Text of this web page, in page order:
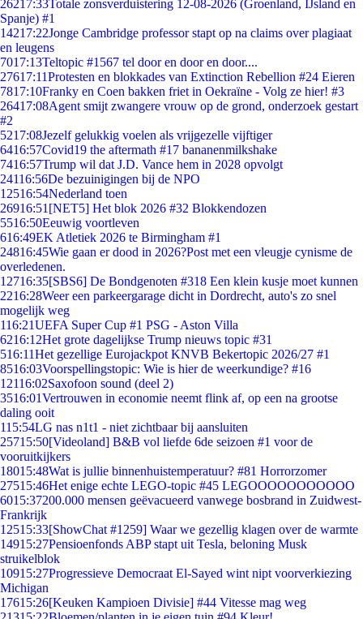
26217:33Totale zonsverduistering 12-08-2026 (Groenland, IJsland en
Spanje) #1
14217:22Jonge Cambridge professor stapt op na claims over plagiaat
en leugens
7017:13Teltopic #1567 tel door en door en door....
27617:11Protesten en blokkades van Extinction Rebellion #24 Eieren
7817:10Franky en Coen bakken friet in Oekraïne - Volg ze hier! #3
26417:08Agent smijt zwangere vrouw op de grond, onderzoek gestart
#2
5217:08Jezelf gelukkig voelen als vrijgezelle vijftiger
6416:57Covid19 the aftermath #17 bananenmilkshake
7416:57Trump wil dat J.D. Vance hem in 2028 opvolgt
24116:56De bezuinigingen bij de NPO
12516:54Nederland toen
26916:51 [NET5] Het blok 2026 #32 Blokkendozen
5516:50Eeuwig voortleven
616:49EK Atletiek 2026 te Birmingham #1
24816:45Wie gaan er dood in 2026?Post met een vleugje cynisme de
overledenen.
12716:35[SBS6] De Bondgenoten #318 Een klein kusje moet kunnen
2216:28Weer een parkeergarage dicht in Dordrecht, auto's zo snel
mogelijk weg
116:21UEFA Super Cup #1 PSG - Aston Villa
6216:12Het grote dagelijkse Trump nieuws topic #31
516:11Het gezellige Eurojackpot KNVB Bekertopic 2026/27 #1
8516:03Voorspellingstopic: Wie is hier de weerkundige? #16
12116:02Saxofoon sound (deel 2)
3516:01Vertrouwen in economie neemt flink af, op een na grootse
daling ooit
115:54LG nas n1t1 - niet zichtbaar bij aansluiten
25715:50[Videoland] B&B vol liefde 6de seizoen #1 voor de
vooruitkijkers
18015:48Wat is jullie binnenhuistemperatuur? #81 Horrorzomer
27515:46Het enige echte LEGO-topic #45 LEGOOOOOOOOOOO
6015:37200.000 mensen geëvacueerd vanwege bosbrand in Zuidwest-
Frankrijk
12515:33[ShowChat #1259] Waar we gezellig klagen over de warmte
14915:27Pensioenfonds ABP stapt uit Tesla, beloning Musk
struikelblok
10915:27Progressieve Democraat El-Sayed wint nipt voorverkiezing
Michigan
17615:26[Keuken Kampioen Divisie] #44 Vitesse mag weg